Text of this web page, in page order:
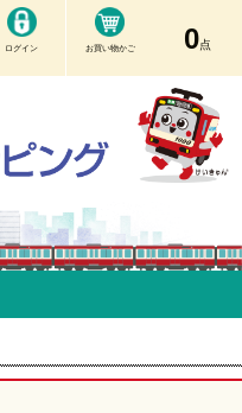
ログイン お買い物かご 0点